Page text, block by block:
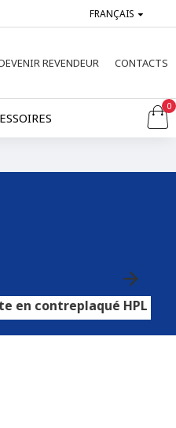
FRANÇAIS
REVENDEUR CONTACTS
0
HPL convient